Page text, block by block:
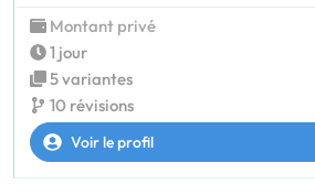
Montant privé
1 jour
5 variantes
10 révisions
Voir le profil